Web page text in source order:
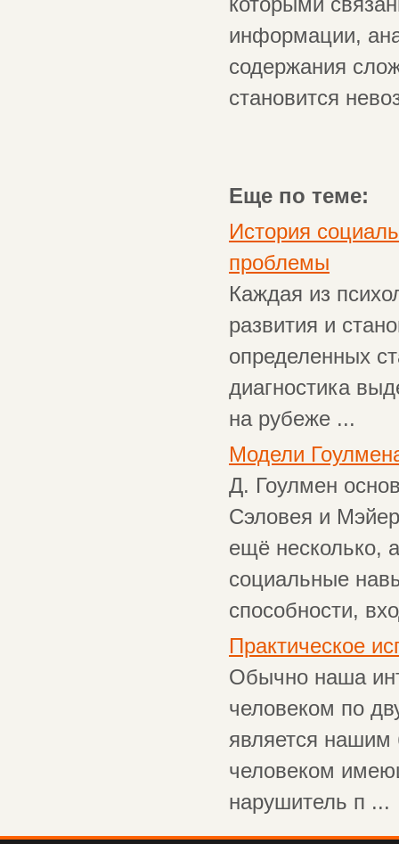
информации,
содержания
становится
Еще по теме:
История
проблемы
Каждая из
развития и
определенных
диагностика
на рубеже ...
Модели
Д. Гоулмен
Сэловея и
ещё несколько,
социальные
способности,
Практическое
Обычно наша
человеком по
является нашим
человеком
нарушитель п ...